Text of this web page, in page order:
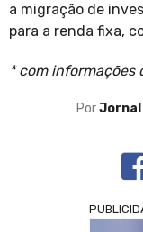
a migração de
para a renda fixa,
* com informações
PorJornal